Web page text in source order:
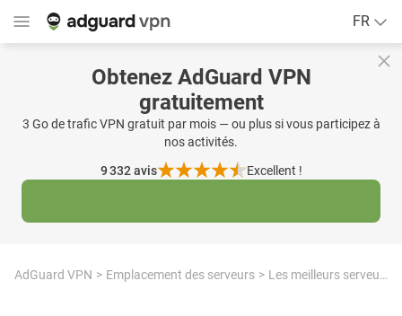
FR
Obtenez AdGuard VPN
gratuitement
3 Go de trafic VPN gratuit par mois — ou plus si vous participez à
nos activités.
9 332avis Excellent !
AdGuard VPN Emplacement des serveurs Les meilleurs serveurs VPN à Hong Kong